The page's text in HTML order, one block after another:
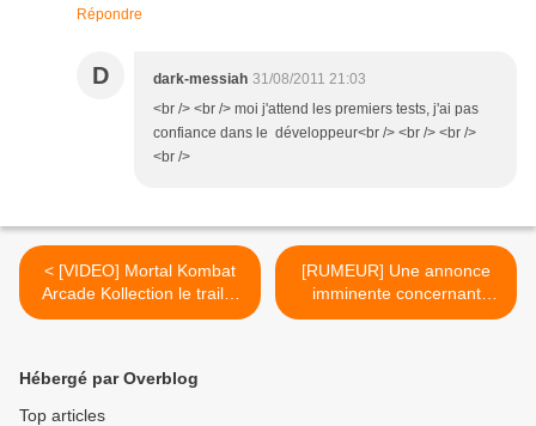
Répondre
D dark-messiah 31/08/2011 21:03
<br /> <br /> moi j'attend les premiers tests, j'ai pas
confiance dans le développeur<br /> <br /> <br />
<br />
< [VIDEO] Mortal Kombat
Arcade Kollection le trailer
qui fait peur
[RUMEUR] Une annonce
imminente concernant
Bayonetta 2 ? >
Hébergé par Overblog
Top articles